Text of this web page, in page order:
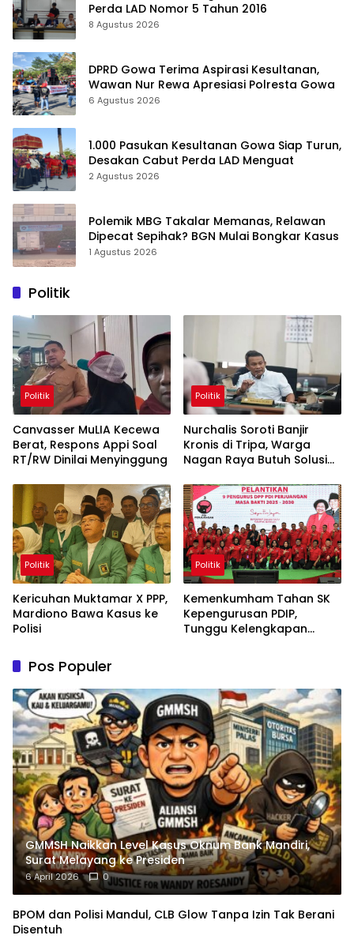
Perda LAD Nomor 5 Tahun 2016
8 Agustus 2026
DPRD Gowa Terima Aspirasi Kesultanan,
Wawan Nur Rewa Apresiasi Polresta Gowa
6 Agustus 2026
1.000 Pasukan Kesultanan Gowa Siap Turun,
Desakan Cabut Perda LAD Menguat
2 Agustus 2026
Polemik MBG Takalar Memanas, Relawan
Dipecat Sepihak? BGN Mulai Bongkar Kasus
1 Agustus 2026
Politik
Politik
Canvasser MuLIA Kecewa
Berat, Respons Appi Soal
RT/RW Dinilai Menyinggung
Politik
Nurchalis Soroti Banjir
Kronis di Tripa, Warga
Nagan Raya Butuh Solusi
Politik
Kericuhan Muktamar X PPP,
Mardiono Bawa Kasus ke
Polisi
Politik
Kemenkumham Tahan SK
Kepengurusan PDIP,
Tunggu Kelengkapan
Pos Populer
GMMSH Naikkan Level Kasus Oknum Bank Mandiri,
Surat Melayang ke Presiden
6 April 2026 0
BPOM dan Polisi Mandul, CLB Glow Tanpa Izin Tak Berani
Disentuh